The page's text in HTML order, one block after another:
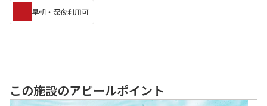
早朝・深夜利用可
この施設のアピールポイント